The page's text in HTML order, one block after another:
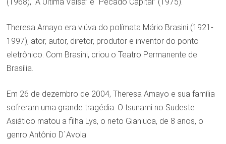
Theresa Amayo era viúva do polímata Mário Brasini (1921-
1997), ator, autor, diretor, produtor e inventor do ponto
eletrônico. Com Brasini, criou o Teatro Permanente de
Brasília.
Em 26 de dezembro de 2004, Theresa Amayo e sua família
sofreram uma grande tragédia. O tsunami no Sudeste
Asiático matou a filha Lys, o neto Gianluca, de 8 anos, o
genro Antônio D`Avola.